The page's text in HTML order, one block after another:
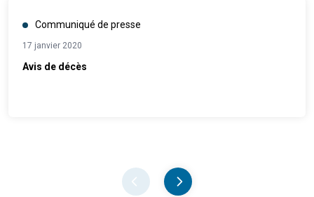
Communiqué de presse
17 janvier 2020
Avis de décès